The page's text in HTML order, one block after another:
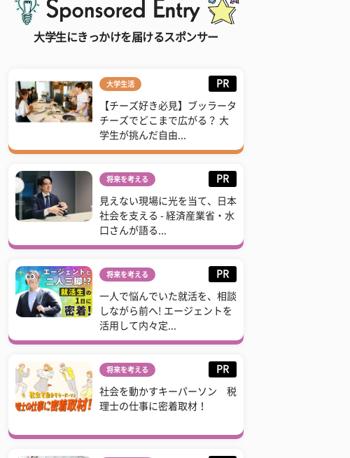
大学生にきっかけを届けるスポンサー
大学生活 PR
【チーズ好き必見】ブッラータ
チーズでどこまで広がる？ 大
学生が挑んだ自由...
将来を考える PR
見えない現場に光を当て、日本
社会を支える - 経済産業省・水
口さんが語る...
将来を考える PR
一人で悩んでいた就活を、相談
しながら前へ! エージェントを
活用して内々定...
将来を考える PR
社会を動かすキーパーソン 税
理士の仕事に密着取材！